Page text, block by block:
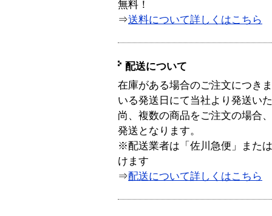
無料！
⇒送料について詳しくはこちら
配送について
在庫がある場合のご注文につき
いる発送日にて当社より発送い
尚、複数の商品をご注文の場合
発送となります。
※配送業者は「佐川急便」また
けます
⇒配送について詳しくはこちら